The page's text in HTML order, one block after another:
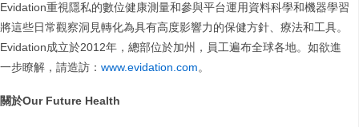
Evidation重視隱私的數位健康測量和參與平台運用資料科學和機器學習
將這些日常觀察洞見轉化為具有高度影響力的保健方針、療法和工具。
Evidation成立於2012年，總部位於加州，員工遍布全球各地。如欲進
一步瞭解，請造訪： www.evidation.com。
關於Our Future Health